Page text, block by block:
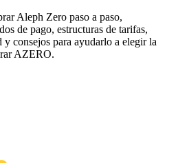
como garantía
Aleph Zero paso a paso,
de pago, estructuras de tarifas,
y consejos para ayudarlo a elegir la
AZERO.